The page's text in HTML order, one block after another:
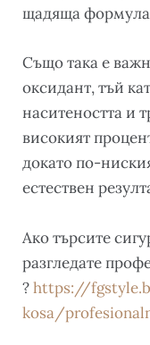
щадяща формула
Също така е
оксидант, тъй
наситеността и
високият
докато по-
естествен
Ако търсите
разгледате
?https://
kosa/